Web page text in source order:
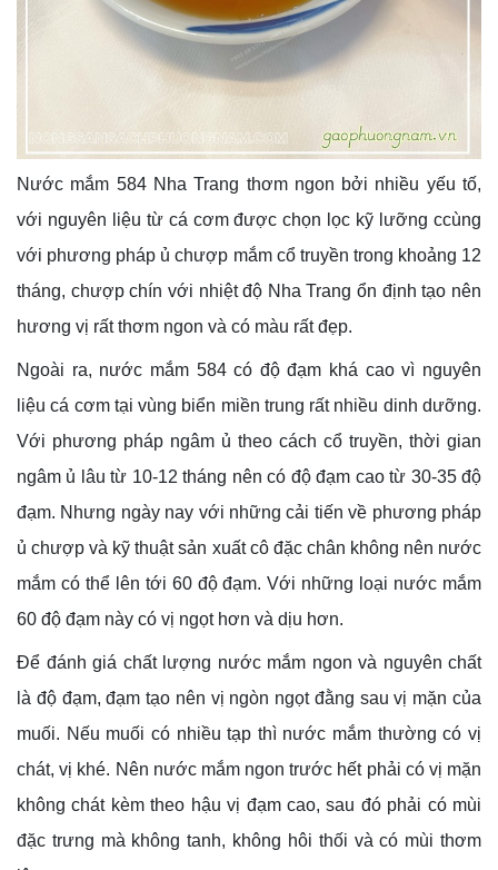
Nước mắm 584 Nha Trang thơm ngon bởi nhiều yếu tố,
với nguyên liệu từ cá cơm được chọn lọc kỹ lưỡng ccùng
với phương pháp ủ chượp mắm cổ truyền trong khoảng 12
tháng, chượp chín với nhiệt độ Nha Trang ổn định tạo nên
hương vị rất thơm ngon và có màu rất đẹp.
Ngoài ra, nước mắm 584 có độ đạm khá cao vì nguyên
liệu cá cơm tại vùng biển miền trung rất nhiều dinh dưỡng.
Với phương pháp ngâm ủ theo cách cổ truyền, thời gian
ngâm ủ lâu từ 10-12 tháng nên có độ đạm cao từ 30-35 độ
đạm. Nhưng ngày nay với những cải tiến về phương pháp
ủ chượp và kỹ thuật sản xuất cô đặc chân không nên nước
mắm có thể lên tới 60 độ đạm. Với những loại nước mắm
60 độ đạm này có vị ngọt hơn và dịu hơn.
Để đánh giá chất lượng nước mắm ngon và nguyên chất
là độ đạm, đạm tạo nên vị ngòn ngọt đằng sau vị mặn của
muối. Nếu muối có nhiều tạp thì nước mắm thường có vị
chát, vị khé. Nên nước mắm ngon trước hết phải có vị mặn
không chát kèm theo hậu vị đạm cao, sau đó phải có mùi
đặc trưng mà không tanh, không hôi thối và có mùi thơm